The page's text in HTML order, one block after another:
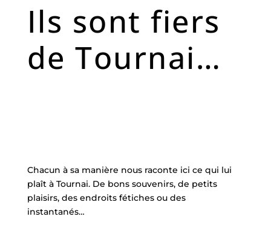
Ils sont fiers
de Tournai…
Chacun à sa manière nous raconte ici ce qui lui
plaît à Tournai. De bons souvenirs, de petits
plaisirs, des endroits fétiches ou des
instantanés…